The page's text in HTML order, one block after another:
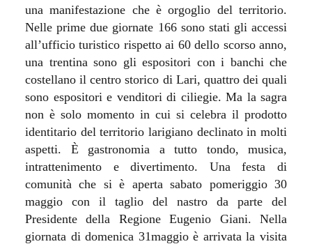
una manifestazione che è orgoglio del territorio.
Nelle prime due giornate 166 sono stati gli accessi
all’ufficio turistico rispetto ai 60 dello scorso anno,
una trentina sono gli espositori con i banchi che
costellano il centro storico di Lari, quattro dei quali
sono espositori e venditori di ciliegie. Ma la sagra
non è solo momento in cui si celebra il prodotto
identitario del territorio larigiano declinato in molti
aspetti. È gastronomia a tutto tondo, musica,
intrattenimento e divertimento. Una festa di
comunità che si è aperta sabato pomeriggio 30
maggio con il taglio del nastro da parte del
Presidente della Regione Eugenio Giani. Nella
giornata di domenica 31maggio è arrivata la visita